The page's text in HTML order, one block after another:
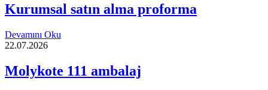
Kurumsal satın alma proforma
Devamını Oku
22.07.2026
Molykote 111 ambalaj